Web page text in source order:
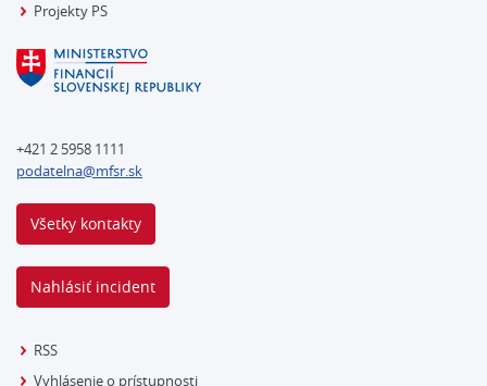
Projekty PS
+421 2 5958 1111
podatelna@mfsr.sk
Všetky kontakty
Nahlásiť incident
RSS
Vyhlásenie o prístupnosti